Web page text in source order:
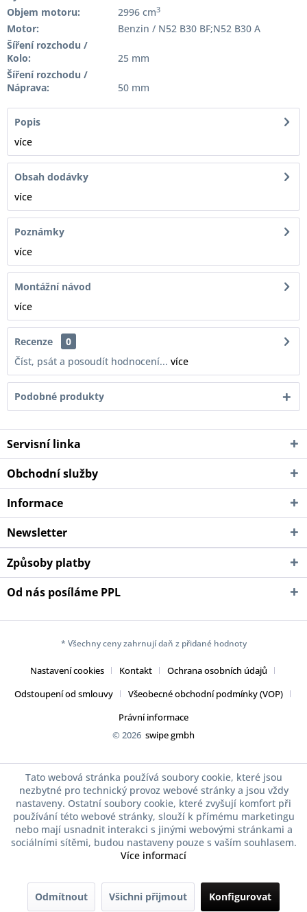
Objem motoru:
2996 cm3
Motor:
Benzin / N52 B30 BF;N52 B30 A
Šíření rozchodu /
Kolo:
25 mm
Šíření rozchodu /
Náprava:
50 mm
Popis
více
Obsah dodávky
více
Poznámky
více
Montážní návod
více
Recenze
0
Číst, psát a posoudít hodnocení... více
Podobné produkty
Servisní linka
Obchodní služby
Informace
Newsletter
Způsoby platby
Od nás posíláme PPL
* Všechny ceny zahrnují daň z přidané hodnoty
Nastavení cookies Kontakt
Ochrana osobních údajů
Odstoupení od smlouvy
Všeobecné obchodní podmínky (VOP)
Právní informace
© 2026 swipe gmbh
Tato webová stránka používá soubory cookie, které jsou
nezbytné pro technický provoz webové stránky a jsou vždy
nastaveny. Ostatní soubory cookie, které zvyšují komfort při
používání této webové stránky, slouží k přímému marketingu
nebo mají usnadnit interakci s jinými webovými stránkami a
sociálními sítěmi, budou nastaveny pouze s vaším souhlasem.
Více informací
Odmítnout Všichni přijmout Konfigurovat